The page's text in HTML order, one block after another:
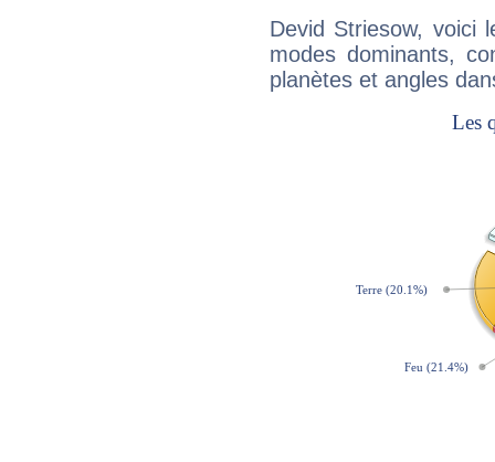
Devid Striesow, voici
modes dominants,
planètes et angles